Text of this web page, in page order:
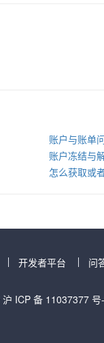
账户与账单
账户冻结与
怎么获取或
开发者平台 问
沪 ICP 备 11037377 号